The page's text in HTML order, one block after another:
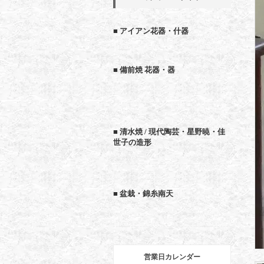
■ アイアン花器・什器
■ 備前焼 花器・器
■ 清水焼 / 現代陶芸・星野暁・佳
世子の造形
■ 盆栽・錦糸南天
営業日カレンダー